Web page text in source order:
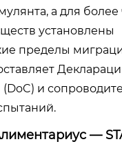
а для
установлены
пределы
(DoC) и
—